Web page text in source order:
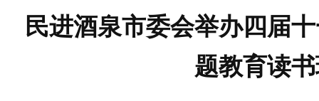
民进酒泉市委会举办四届
题教育读